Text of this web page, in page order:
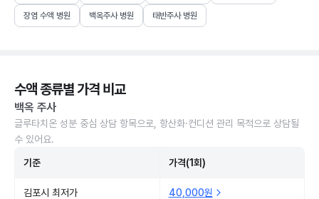
장염 수액 병원 백옥주사 병원 태반주사 병원
수액 종류별 가격 비교
백옥 주사
글루타치온 성분 중심 상담 항목으로, 항산화·컨디션 관리 목적으로 상담될
수 있어요.
기준 가격(1회)
김포시 최저가 40,000원